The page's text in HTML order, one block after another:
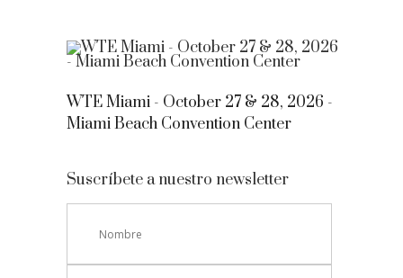
WTE Miami - October 27 & 28, 2026 -
Miami Beach Convention Center
Suscríbete a nuestro newsletter